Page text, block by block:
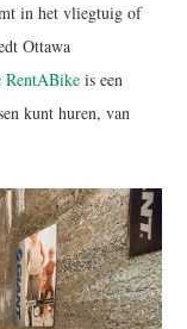
in het vliegtuig of
Ottawa
RentABike is een
kunt huren, van